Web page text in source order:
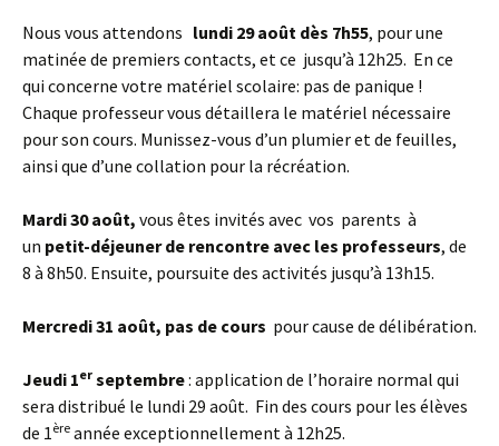
Nous vous attendons lundi 29 août dès 7h55, pour une
matinée de premiers contacts, et ce jusqu’à 12h25. En ce
qui concerne votre matériel scolaire: pas de panique !
Chaque professeur vous détaillera le matériel nécessaire
pour son cours. Munissez-vous d’un plumier et de feuilles,
ainsi que d’une collation pour la récréation.
Mardi 30 août, vous êtes invités avec vos parents à
un petit-déjeuner de rencontre avec les professeurs, de
8 à 8h50. Ensuite, poursuite des activités jusqu’à 13h15.
Mercredi 31 août, pas de cours pour cause de délibération.
Jeudi 1er septembre: application de l’horaire normal qui
sera distribué le lundi 29 août. Fin des cours pour les élèves
de 1ère année exceptionnellement à 12h25.